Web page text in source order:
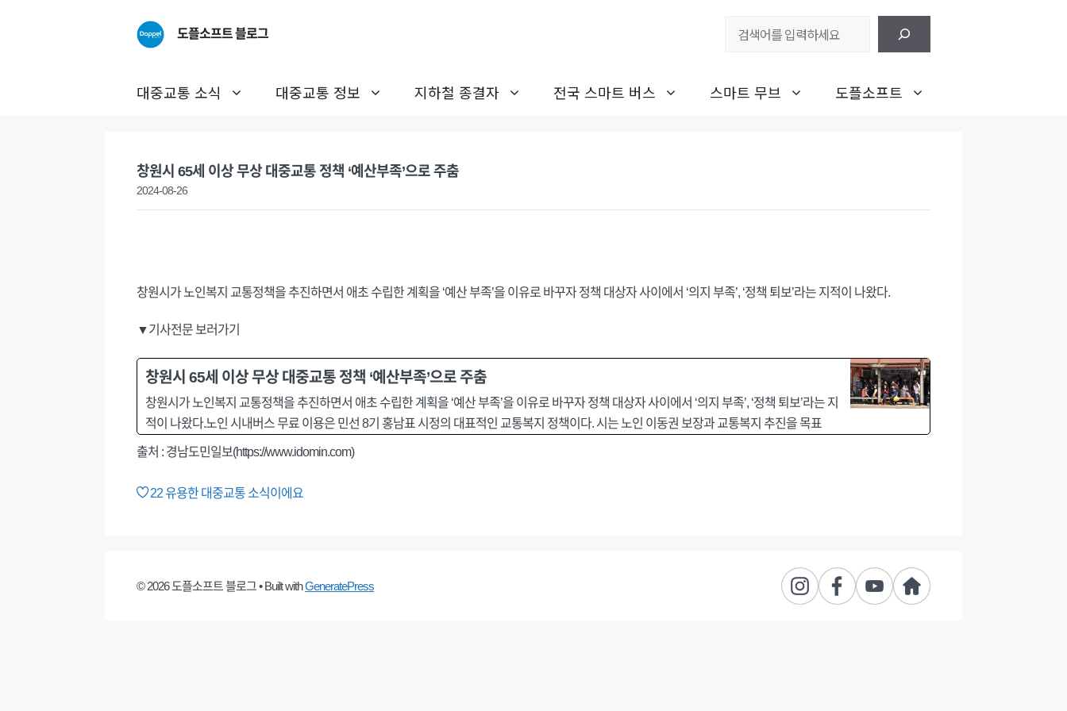
도플소프트 블로그
대중교통 소식 대중교통 정보 지하철 종결자 전국 스마트 버스 스마트 무브 도플소프트
창원시 65세 이상 무상 대중교통 정책 ‘예산부족’으로 주춤
2024-08-26
창원시가 노인복지 교통정책을 추진하면서 애초 수립한 계획을 ‘예산 부족’을 이유로 바꾸자 정책 대상자 사이에서 ‘의지 부족’, ‘정책 퇴보’라는 지적이 나왔다.
▼기사전문 보러가기
창원시 65세 이상 무상 대중교통 정책 ‘예산부족’으로 주춤
창원시가 노인복지 교통정책을 추진하면서 애초 수립한 계획을 ‘예산 부족’을 이유로 바꾸자 정책 대상자 사이에서 ‘의지 부족’, ‘정책 퇴보’라는 지
적이 나왔다.노인 시내버스 무료 이용은 민선 8기 홍남표 시정의 대표적인 교통복지 정책이다. 시는 노인 이동권 보장과 교통복지 추진을 목표
출처 : 경남도민일보(https://www.idomin.com)
22유용한 대중교통 소식이에요
© 2026 도플소프트 블로그• Built withGeneratePress